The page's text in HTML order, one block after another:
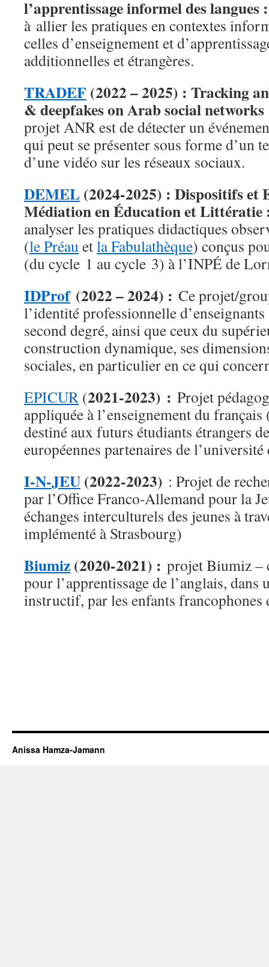
l’apprentissage informel des langues
à allier les pratiques en contextes
celles d’enseignement et
additionnelles et étrangères.
TRADEF (2022 – 2025) : Tracking
& deepfakes on Arab social
projet ANR est de détecter un
qui peut se présenter sous forme d’un
d’une vidéo sur les réseaux sociaux.
DEMEL(2024-2025) : Dispositifs et
Médiation en Éducation et
analyser les pratiques didactiques
(le Préau etla Fabulathèque) conçus
(du cycle 1 au cycle 3) à l’INPÉ de
IDProf(2022 – 2024) : Ce projet/
l’identité professionnelle
second degré, ainsi que ceux du
construction dynamique, ses
sociales, en particulier en ce qui
EPICUR (2021-2023) : Projet
appliquée à l’enseignement du
destiné aux futurs étudiants étrangers
européennes partenaires de
I-N-JEU(2022-2023) : Projet de
par l’Office Franco-Allemand pour la
échanges interculturels des jeunes à
implémenté à Strasbourg)
Biumiz(2020-2021) : projet Biumiz –
pour l’apprentissage de l’anglais, dans
instructif, par les enfants francophones
Anissa Hamza-Jamann